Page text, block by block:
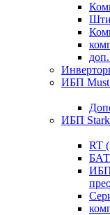
ИБП Must
ИБП Stark
RT
ИБП